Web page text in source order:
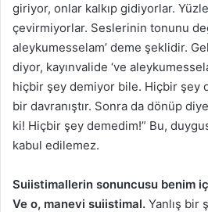
giriyor, onlar kalkıp gidiyorlar.
çevirmiyorlar. Seslerinin tonunu
aleykumesselam’ deme şeklidir.
diyor, kayınvalide ‘ve
hiçbir şey demiyor bile. Hiçbir şey
bir davranıştır. Sonra da dönüp
ki! Hiçbir şey demedim!” Bu,
kabul edilemez.
Suiistimallerin sonuncusu benim
Ve o, manevi suiistimal. Yanlış bir